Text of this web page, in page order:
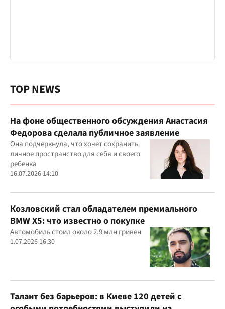
TOP NEWS
На фоне общественного обсуждения Анастасия
Федорова сделала публичное заявление
Она подчеркнула, что хочет сохранить
личное пространство для себя и своего
ребенка
16.07.2026 14:10
Козловский стал обладателем премиального
BMW X5: что известно о покупке
Автомобиль стоил около 2,9 млн гривен
1.07.2026 16:30
Талант без барьеров: в Киеве 120 детей с